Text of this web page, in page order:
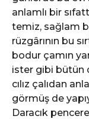
anlamlı bir
temiz, sağlam
rüzgârının bu
bodur çamın
ister gibi bütün
cılız çalıdan
görmüş de
Daracık